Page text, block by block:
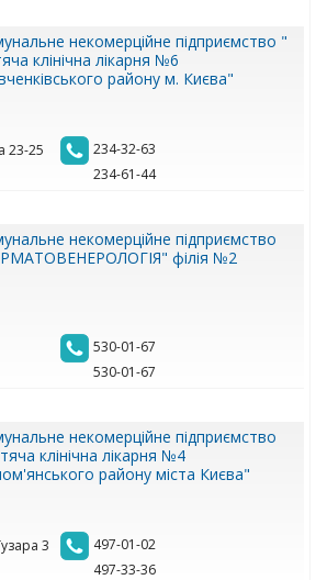
некомерційне підприємство "
клінічна лікарня №6
району м. Києва"
23-25
234-32-63
234-61-44
некомерційне підприємство
філія №2
530-01-67
530-01-67
некомерційне підприємство
клінічна лікарня №4
району міста Києва"
3
497-01-02
497-33-36